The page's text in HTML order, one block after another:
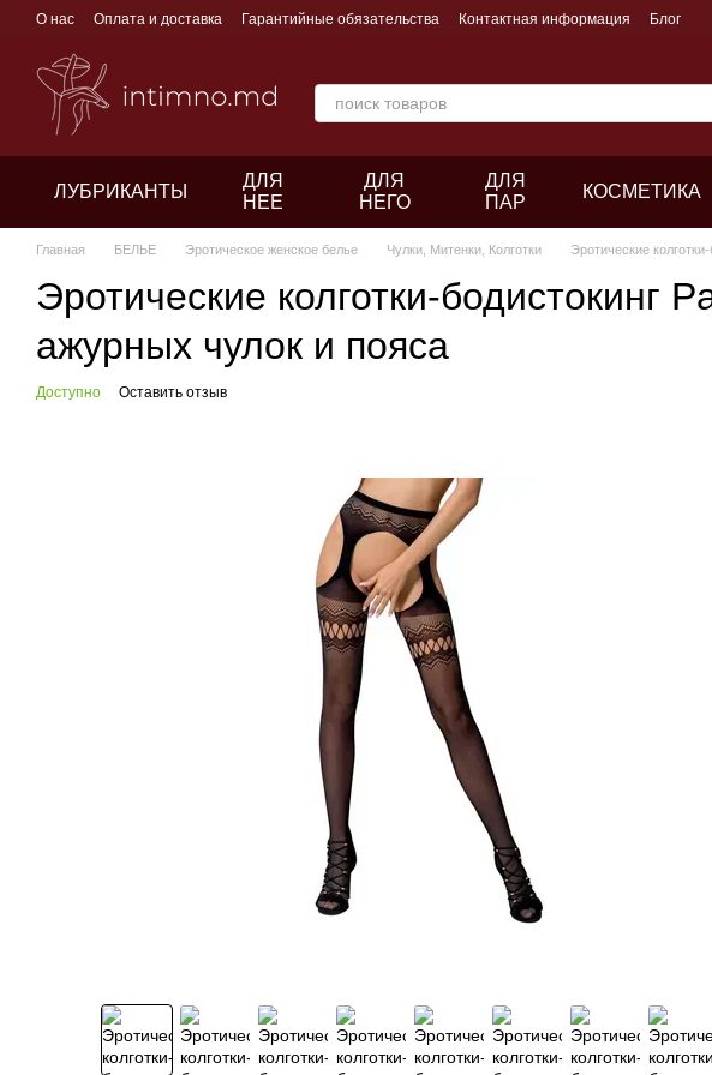
Перейти к основному контенту
О нас Оплата и доставка Гарантийные обязательства Контактная информация Блог
ЛУБРИКАНТЫ
ДЛЯ
НЕЕ
ДЛЯ
НЕГО
ДЛЯ
ПАР
КОСМЕТИКА
Главная БЕЛЬЕ Эротическое женское белье Чулки, Митенки, Колготки Эротические
Эротические колготки-бодистокинг
ажурных чулок и пояса
Доступно Оставить отзыв